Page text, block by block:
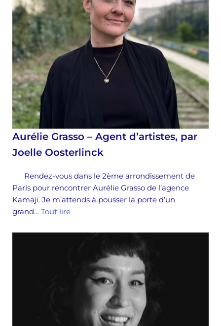
Aurélie Grasso – Agent d’artistes, par
Joelle Oosterlinck
Rendez-vous dans le 2ème arrondissement de
Paris pour rencontrer Aurélie Grasso de l’agence
Kamaji. Je m’attends à pousser la porte d’un
grand… Tout lire